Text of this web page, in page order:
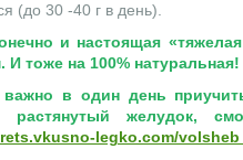
(до 30 -40 г в день).
и настоящая
И тоже на 100% натуральная!
в один день
растянутый желудок,
legko.com/